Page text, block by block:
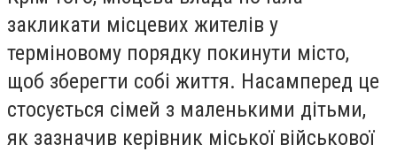
закликати місцевих жителів у
терміновому порядку покинути місто,
щоб зберегти собі життя. Насамперед це
стосується сімей з маленькими дітьми,
як зазначив керівник міської військової